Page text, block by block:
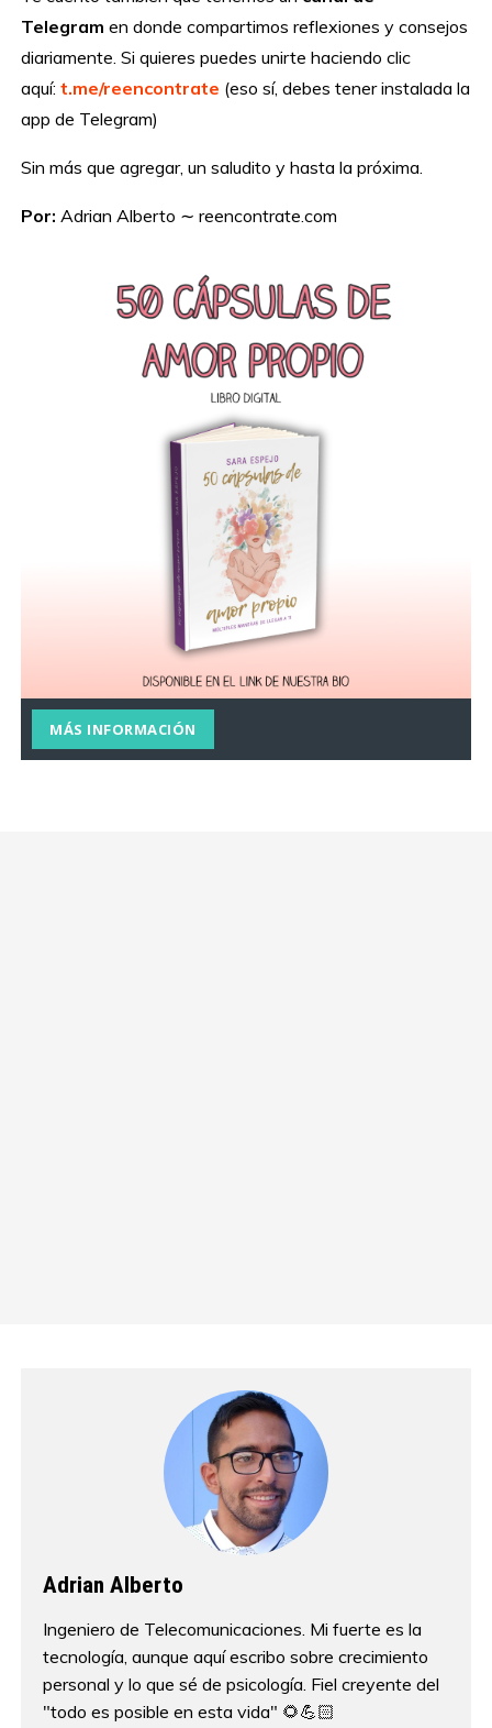
Telegram en donde compartimos reflexiones y consejos
diariamente. Si quieres puedes unirte haciendo clic
aquí:t.me/reencontrate (eso sí, debes tener instalada la
app de Telegram)
Sin más que agregar, un saludito y hasta la próxima.
Por: Adrian Alberto ∼ reencontrate.com
MÁS INFORMACIÓN
Adrian Alberto
Ingeniero de Telecomunicaciones. Mi fuerte es la
tecnología, aunque aquí escribo sobre crecimiento
personal y lo que sé de psicología. Fiel creyente del
"todo es posible en esta vida" 🌻💪🏻